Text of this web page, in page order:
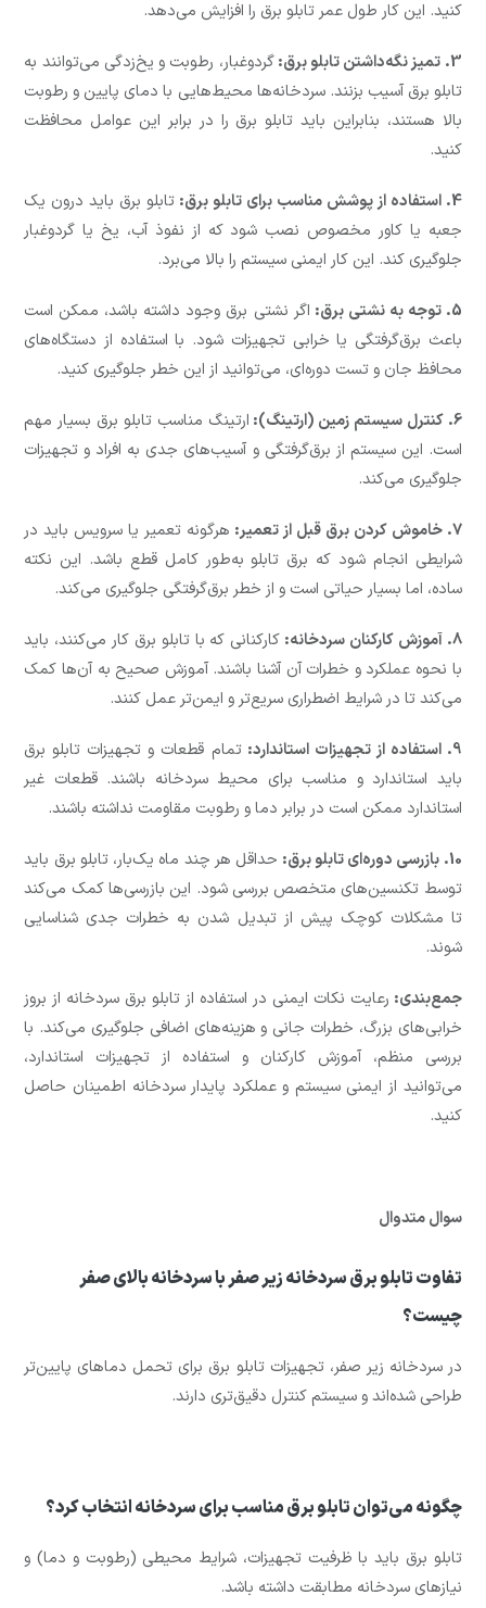
کنید. این کار طول عمر تابلو برق را افزایش می‌دهد.
3. تمیز نگه‌داشتن تابلو برق:
گردوغبار، رطوبت و یخ‌زدگی می‌توانند به
تابلو برق آسیب بزنند. سردخانه‌ها محیط‌هایی با دمای پایین و رطوبت
بالا هستند، بنابراین باید تابلو برق را در برابر این عوامل محافظت
کنید.
4. استفاده از پوشش مناسب برای تابلو برق:
تابلو برق باید درون یک
جعبه یا کاور مخصوص نصب شود که از نفوذ آب، یخ یا گردوغبار
جلوگیری کند. این کار ایمنی سیستم را بالا می‌برد.
5. توجه به نشتی برق:
اگر نشتی برق وجود داشته باشد، ممکن است
باعث برق‌گرفتگی یا خرابی تجهیزات شود. با استفاده از دستگاه‌های
محافظ جان و تست دوره‌ای، می‌توانید از این خطر جلوگیری کنید.
6. کنترل سیستم زمین (ارتینگ):
ارتینگ مناسب تابلو برق بسیار مهم
است. این سیستم از برق‌گرفتگی و آسیب‌های جدی به افراد و تجهیزات
جلوگیری می‌کند.
7. خاموش کردن برق قبل از تعمیر:
هرگونه تعمیر یا سرویس باید در
شرایطی انجام شود که برق تابلو به‌طور کامل قطع باشد. این نکته
ساده، اما بسیار حیاتی است و از خطر برق‌گرفتگی جلوگیری می‌کند.
8. آموزش کارکنان سردخانه:
کارکنانی که با تابلو برق کار می‌کنند، باید
با نحوه عملکرد و خطرات آن آشنا باشند. آموزش صحیح به آن‌ها کمک
می‌کند تا در شرایط اضطراری سریع‌تر و ایمن‌تر عمل کنند.
9. استفاده از تجهیزات استاندارد:
تمام قطعات و تجهیزات تابلو برق
باید استاندارد و مناسب برای محیط سردخانه باشند. قطعات غیر
استاندارد ممکن است در برابر دما و رطوبت مقاومت نداشته باشند.
10. بازرسی دوره‌ای تابلو برق:
حداقل هر چند ماه یک‌بار، تابلو برق باید
توسط تکنسین‌های متخصص بررسی شود. این بازرسی‌ها کمک می‌کند
تا مشکلات کوچک پیش از تبدیل شدن به خطرات جدی شناسایی
شوند.
جمع‌بندی: رعایت نکات ایمنی در استفاده از تابلو برق سردخانه از بروز
خرابی‌های بزرگ، خطرات جانی و هزینه‌های اضافی جلوگیری می‌کند. با
بررسی منظم، آموزش کارکنان و استفاده از تجهیزات استاندارد،
می‌توانید از ایمنی سیستم و عملکرد پایدار سردخانه اطمینان حاصل
کنید.
سوال متدوال
تفاوت تابلو برق سردخانه زیر صفر با سردخانه بالای صفر
چیست؟
در سردخانه زیر صفر، تجهیزات تابلو برق برای تحمل دماهای پایین‌تر
طراحی شده‌اند و سیستم کنترل دقیق‌تری دارند.
چگونه می‌توان تابلو برق مناسب برای سردخانه انتخاب کرد؟
تابلو برق باید با ظرفیت تجهیزات، شرایط محیطی (رطوبت و دما) و
نیازهای سردخانه مطابقت داشته باشد.